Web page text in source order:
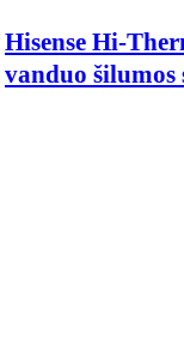
Hisense Hi-
vanduo